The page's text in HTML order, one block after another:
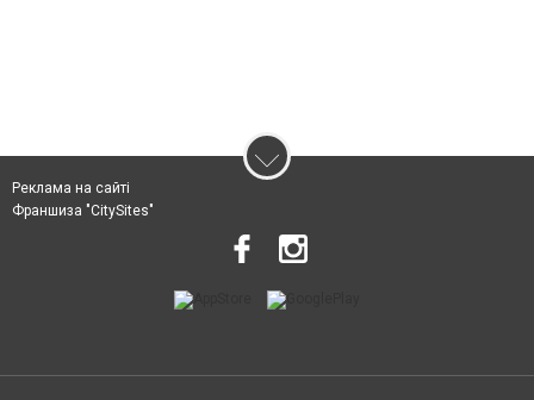
Реклама на сайті
Франшиза "CitySites"